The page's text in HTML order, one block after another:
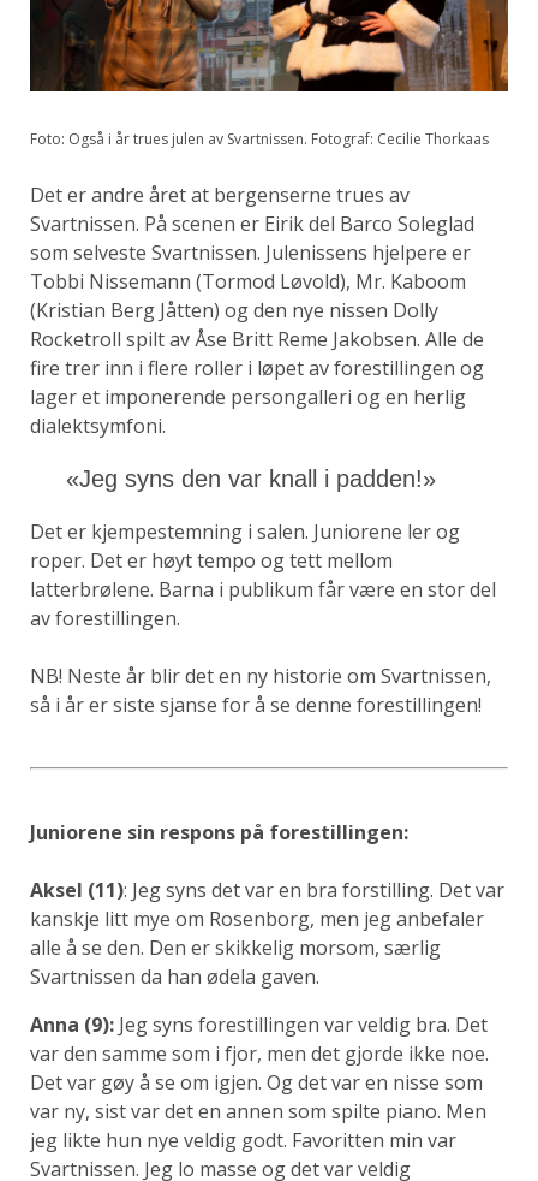
Foto: Også i år trues julen av Svartnissen. Fotograf: Cecilie Thorkaas
Det er andre året at bergenserne trues av
Svartnissen. På scenen er Eirik del Barco Soleglad
som selveste Svartnissen. Julenissens hjelpere er
Tobbi Nissemann (Tormod Løvold), Mr. Kaboom
(Kristian Berg Jåtten) og den nye nissen Dolly
Rocketroll spilt av Åse Britt Reme Jakobsen. Alle de
fire trer inn i flere roller i løpet av forestillingen og
lager et imponerende persongalleri og en herlig
dialektsymfoni.
«Jeg syns den var knall i padden!»
Det er kjempestemning i salen. Juniorene ler og
roper. Det er høyt tempo og tett mellom
latterbrølene. Barna i publikum får være en stor del
av forestillingen.
NB! Neste år blir det en ny historie om Svartnissen,
så i år er siste sjanse for å se denne forestillingen!
Juniorene sin respons på forestillingen:
Aksel (11): Jeg syns det var en bra forstilling. Det var
kanskje litt mye om Rosenborg, men jeg anbefaler
alle å se den. Den er skikkelig morsom, særlig
Svartnissen da han ødela gaven.
Anna (9): Jeg syns forestillingen var veldig bra. Det
var den samme som i fjor, men det gjorde ikke noe.
Det var gøy å se om igjen. Og det var en nisse som
var ny, sist var det en annen som spilte piano. Men
jeg likte hun nye veldig godt. Favoritten min var
Svartnissen. Jeg lo masse og det var veldig